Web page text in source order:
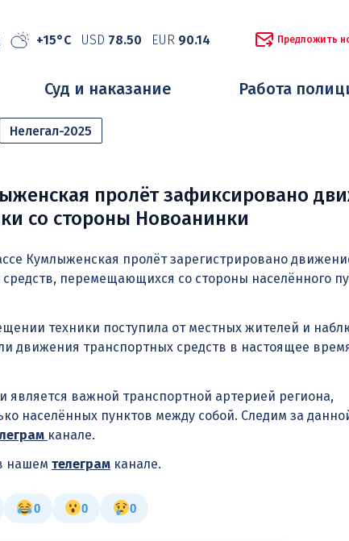
+15°C USD 78.50 EUR 90.14 Предложить
Суд и наказание Работа
Нелегал-2025
пролёт зафиксировано
со стороны Новоанинки
Кумлыженская пролёт зарегистрировано
перемещающихся со стороны населённого
техники поступила от местных жителей и
движения транспортных средств в настоящее
является важной транспортной артерией региона,
населённых пунктов между собой. Следим за
канале.
нашем телеграм канале.
0 0 0